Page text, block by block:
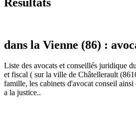
dans la Vienne (86) :
Liste des avocats et conseillés juridique
et fiscal ( sur la ville de Châtellerault
famille, les cabinets d'avocat conseil ainsi
a la justice..